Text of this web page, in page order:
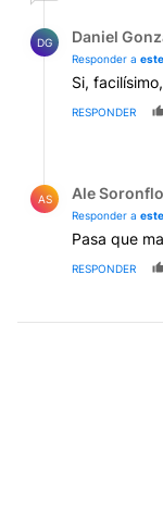
DG Daniel
Responder a
Si,
RESPONDER
AS Ale Soronflo
Responder a
Pasa que
RESPONDER